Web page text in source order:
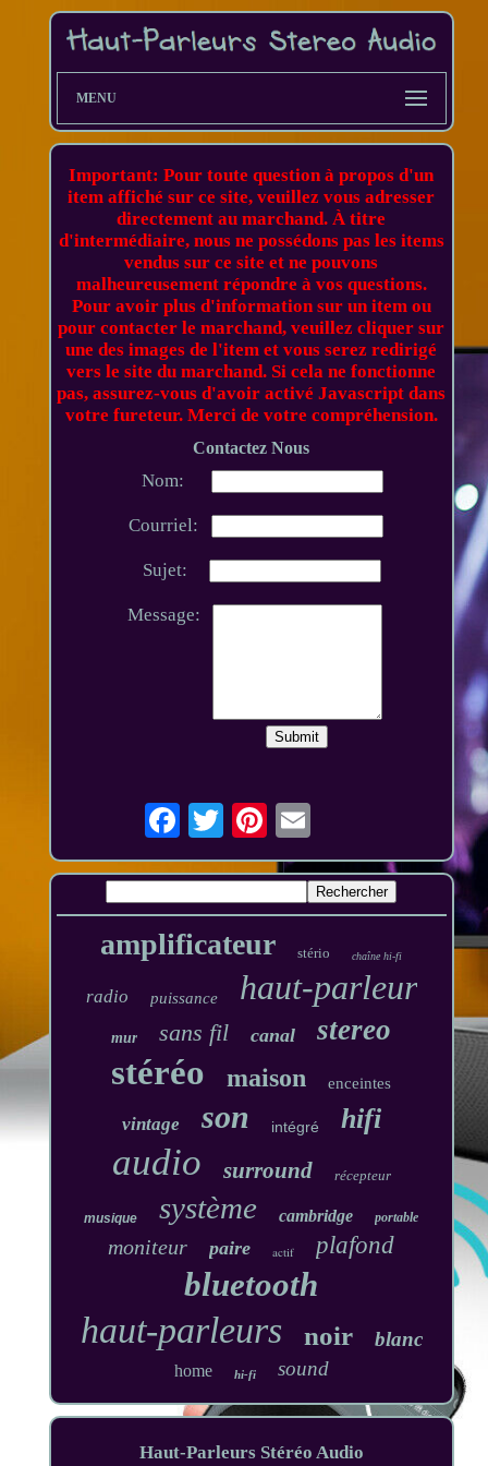
MENU
Important: Pour toute question à propos d'un
item affiché sur ce site, veuillez vous adresser
directement au marchand. À titre
d'intermédiaire, nous ne possédons pas les items
vendus sur ce site et ne pouvons
malheureusement répondre à vos questions.
Pour avoir plus d'information sur un item ou
pour contacter le marchand, veuillez cliquer sur
une des images de l'item et vous serez redirigé
vers le site du marchand. Si cela ne fonctionne
pas, assurez-vous d'avoir activé Javascript dans
votre fureteur. Merci de votre compréhension.
Contactez Nous
Nom:
Courriel:
Sujet:
Message:
amplificateur stério chaîne hi-fi
radio puissance haut-parleur
mur sans fil canal stereo
stéréo maison enceintes
vintage son intégré hifi
audio surround récepteur
musique système cambridge portable
moniteur paire actif plafond
bluetooth
haut-parleurs noir blanc
home hi-fi sound
Haut-Parleurs Stéréo Audio